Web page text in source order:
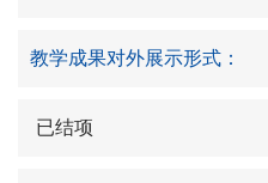
教学成果对外展示形式：
已结项